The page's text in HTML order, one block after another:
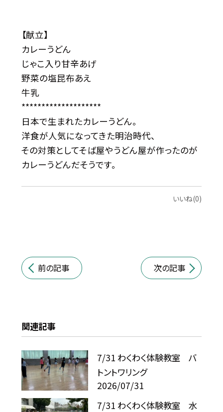
【献立】
カレーうどん
じゃこ入り甘辛あげ
野菜の塩昆布あえ
牛乳
********************
日本で生まれたカレーうどん。
洋食が人気になってきた明治時代、
その対策としてそば屋やうどん屋が作ったのが
カレーうどんだそうです。
いいね(0)
前の記事 次の記事
関連記事
7/31 わくわく体験教室 バ
トントワリング
2026/07/31
7/31 わくわく体験教室 水